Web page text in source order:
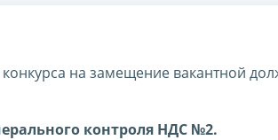
на замещение вакантной
контроля НДС №2.